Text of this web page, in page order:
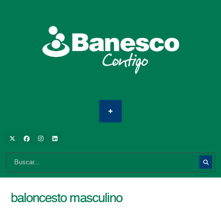
baloncesto masculino